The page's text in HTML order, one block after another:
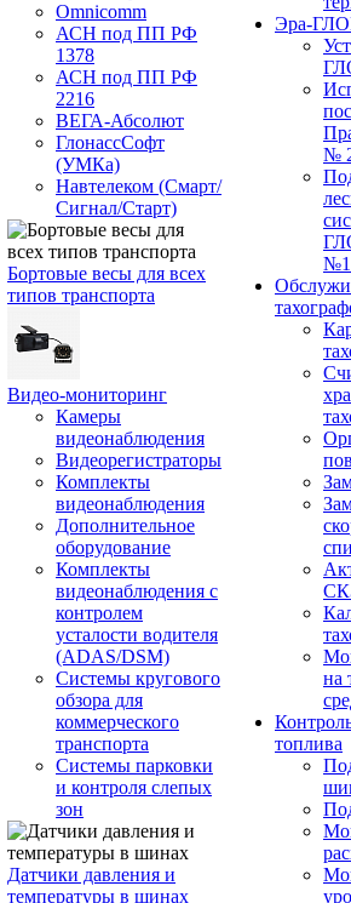
Omnicomm
АСН под ПП РФ
1378
АСН под ПП РФ
2216
ВЕГА-Абсолют
ГлонассСофт
(УМКа)
Навтелеком (Смарт/
Сигнал/Старт)
Бортовые весы для всех
типов транспорта
Видео-мониторинг
Камеры
видеонаблюдения
Видеорегистраторы
Комплекты
видеонаблюдения
Дополнительное
оборудование
Комплекты
видеонаблюдения с
контролем
усталости водителя
(ADAS/DSM)
Системы кругового
обзора для
коммерческого
транспорта
Системы парковки
и контроля слепых
зон
Датчики давления и
температуры в шинах
Эра-
№
на
топлива